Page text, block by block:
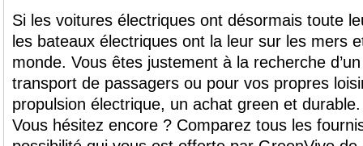
Si les voitures électriques ont désormais toute
les bateaux électriques ont la leur sur les mers
monde. Vous êtes justement à la recherche
transport de passagers ou pour vos propres
propulsion électrique, un achat green et durable.
Vous hésitez encore ? Comparez tous les